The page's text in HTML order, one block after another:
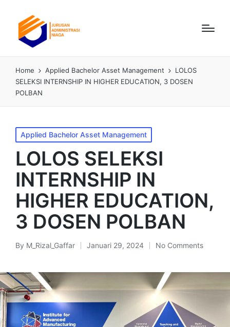
Home Applied Bachelor Asset Management
LOLOS
SELEKSI INTERNSHIP IN HIGHER EDUCATION, 3 DOSEN
POLBAN
Applied Bachelor Asset Management
LOLOS SELEKSI
INTERNSHIP IN
HIGHER EDUCATION,
3 DOSEN POLBAN
By M_Rizal_Gaffar Januari 29, 2024 No Comments